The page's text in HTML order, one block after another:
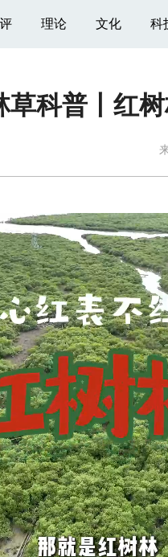
理论 文化 科
草科普丨红